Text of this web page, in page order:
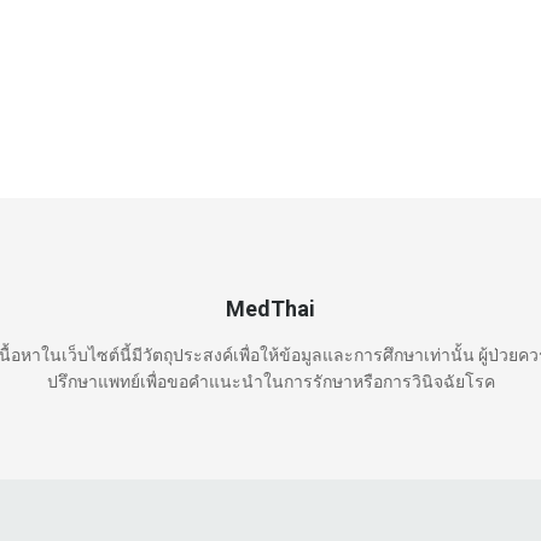
MedThai
อหาในเว็บไซต์นี้มีวัตถุประสงค์เพื่อให้ข้อมูลและการศึกษาเท่านั้น ผู้ป่วยค
ปรึกษาแพทย์เพื่อขอคำแนะนำในการรักษาหรือการวินิจฉัยโรค